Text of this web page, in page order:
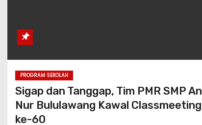
PROGRAM SEKOLAH
Sigap dan Tanggap, Tim PMR SMP An
Nur Bululawang Kawal Classmeeting
ke-60